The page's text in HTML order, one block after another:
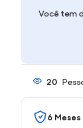
Você tem
20
6